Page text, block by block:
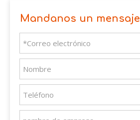
Mandanos un mensaje